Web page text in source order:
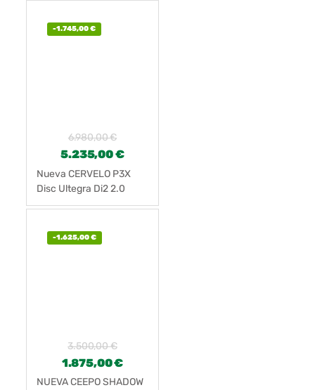
-1.745,00€
6.980,00€
5.235,00€
Nueva CERVELO P3X
Disc Ultegra Di2 2.0
R8060
-1.625,00€
3.500,00€
1.875,00€
NUEVA CEEPO SHADOW